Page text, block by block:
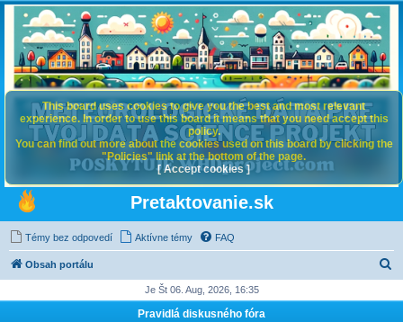
Pretaktovanie.sk
Témy bez odpovedí Aktívne témy FAQ
Obsah portálu
Je Št 06. Aug, 2026, 16:35
Pravidlá diskusného fóra
This board uses cookies to give you the best and most relevant
experience. In order to use this board it means that you need accept this
policy.
You can find out more about the cookies used on this board by clicking the
"Policies" link at the bottom of the page.
[ Accept cookies ]